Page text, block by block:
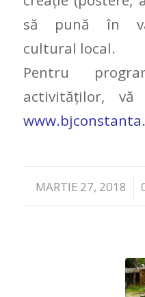
să pună în
cultural local.
Pentru
activităților,
MARTIE 27, 2018
/